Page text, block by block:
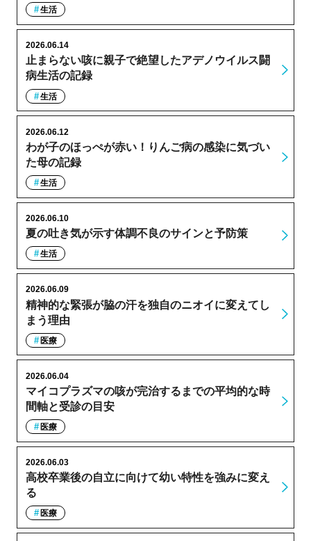
生活
止まらない咳に親子で絶望したアデノウイルス闘
病生活の記録
2026.06.14
生活
わが子のほっぺが赤い！りんご病の感染に気づい
た母の記録
2026.06.12
生活
夏の吐き気が示す体調不良のサインと予防策
2026.06.10
生活
精神的な緊張が脇の汗を独自のニオイに変えてし
まう理由
2026.06.09
医療
マイコプラズマの咳が完治するまでの平均的な時
間軸と受診の目安
2026.06.04
医療
高校卒業後の自立に向けて幼い特性を強みに変え
る
2026.06.03
医療